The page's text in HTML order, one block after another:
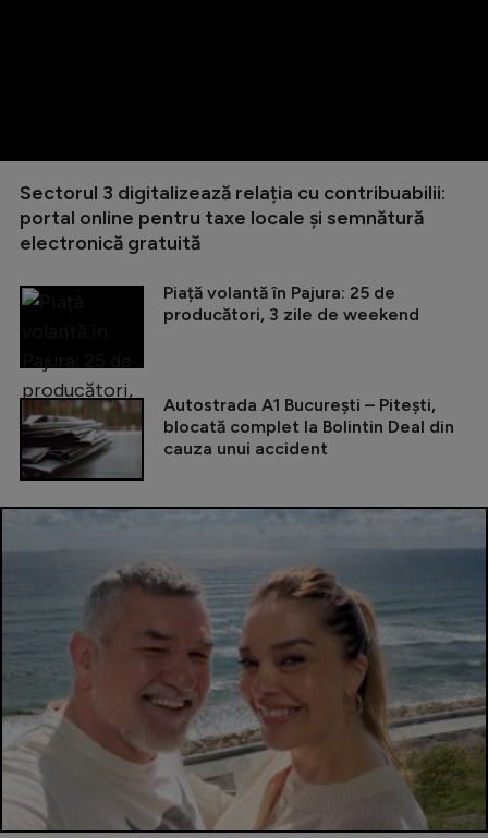
Sectorul 3 digitalizează relația cu contribuabilii:
portal online pentru taxe locale și semnătură
electronică gratuită
Piață volantă în Pajura: 25 de
producători, 3 zile de weekend
Autostrada A1 București – Pitești,
blocată complet la Bolintin Deal din
cauza unui accident